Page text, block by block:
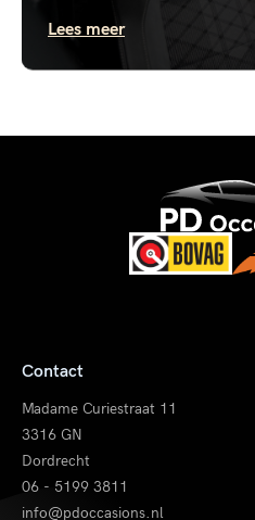
Lees meer
Contact
Madame Curiestraat 11
3316 GN
Dordrecht
06 - 5199 3811
info@pdoccasions.nl